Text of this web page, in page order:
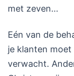
met zeven…
Eén van de
je klanten
verwacht.